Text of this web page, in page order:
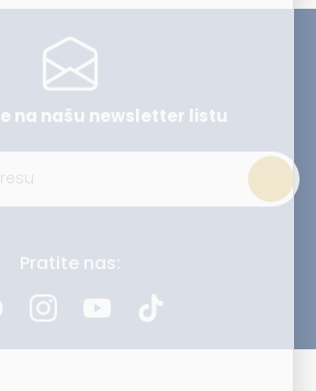
na našu newsletter listu
Pratite nas: